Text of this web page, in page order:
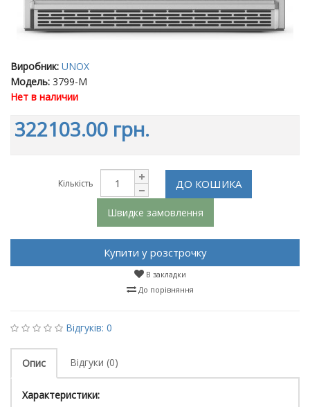
Виробник: UNOX
Модель: 3799-M
Нет в наличии
322103.00 грн.
Кількість ДО КОШИКА
Швидке замовлення
Купити у розстрочку
В закладки
До порівняння
Відгуків: 0
Опис Відгуки (0)
Характеристики: